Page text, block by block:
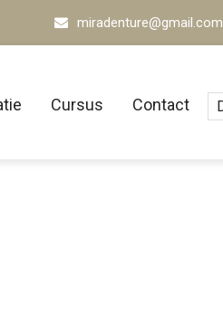
miradenture@gmail.com
Cursus Contact